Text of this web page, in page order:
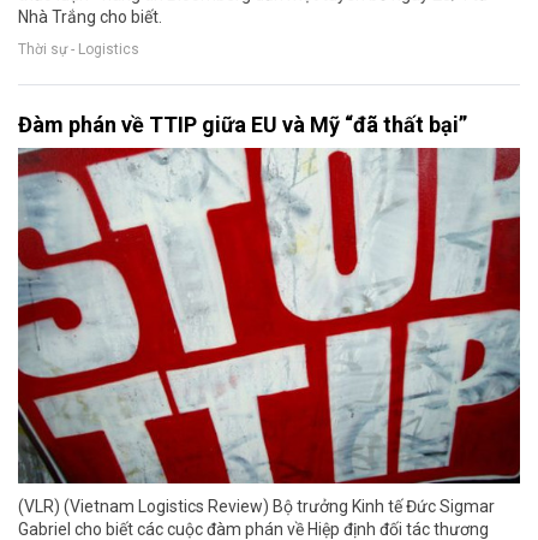
Nhà Trắng cho biết.
Thời sự - Logistics
Đàm phán về TTIP giữa EU và Mỹ “đã thất bại”
(VLR) (Vietnam Logistics Review) Bộ trưởng Kinh tế Đức Sigmar
Gabriel cho biết các cuộc đàm phán về Hiệp định đối tác thương